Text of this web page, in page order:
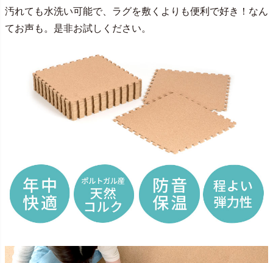
汚れても水洗い可能で、ラグを敷くよりも便利で好き！なん
てお声も。是非お試しください。